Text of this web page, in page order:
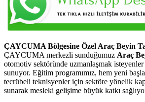
ÇAYCUMA Bölgesine Özel Araç Beyin
ÇAYCUMA merkezli sunduğumuz Araç
otomotiv sektöründe uzmanlaşmak
sunuyor. Eğitim programımız, hem yeni
tecrübeli teknisyenler için sektöre yönelik
sunarak mesleki gelişime büyük katkı